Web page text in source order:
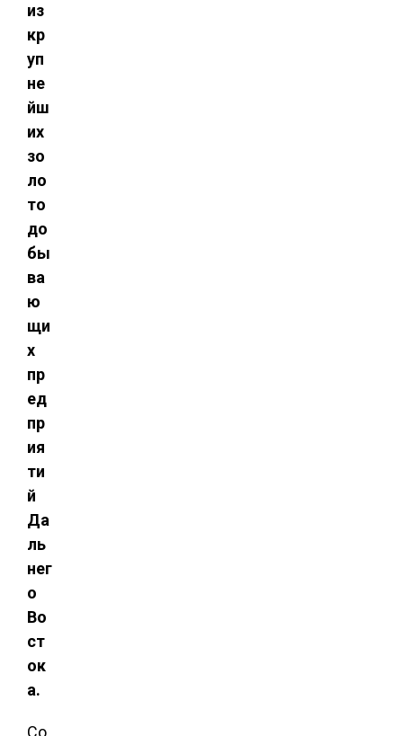
из
кр
уп
не
йш
их
зо
ло
то
до
бы
ва
ю
щи
х
пр
ед
пр
ия
ти
й
Да
ль
нег
о
Во
ст
ок
а.
Со